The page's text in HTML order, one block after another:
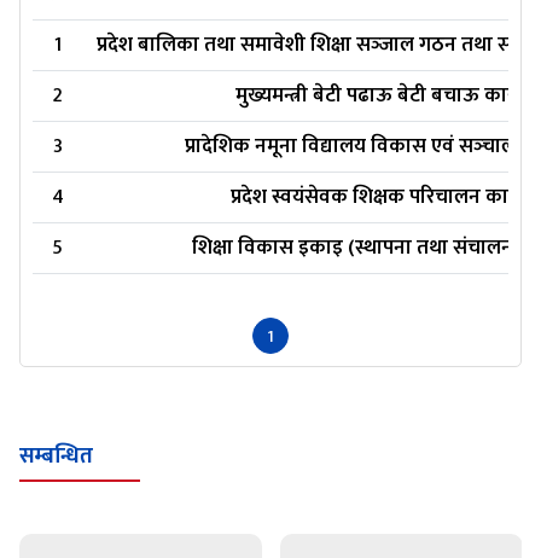
1
प्रदेश बालिका तथा समावेशी शिक्षा सञ्‍जाल गठन तथा
2
मुख्यमन्त्री बेटी पढाऊ बेटी बचाऊ
3
प्रादेशिक नमूना विद्यालय विकास एवं सञ्‍चालन
4
प्रदेश स्वयंसेवक शिक्षक परिचालन
5
शिक्षा विकास इकाइ (स्थापना तथा संचालन)
1
सम्बन्धित